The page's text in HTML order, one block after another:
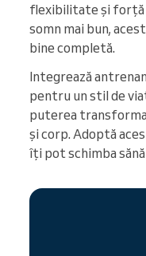
flexibilitate și forță
somn mai bun,
bine completă.
Integrează
pentru un stil de
puterea
și corp. Adoptă
îți pot schimba